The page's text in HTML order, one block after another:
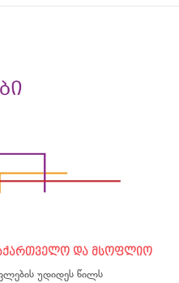
და მსოფლიო
უდიდეს წილს